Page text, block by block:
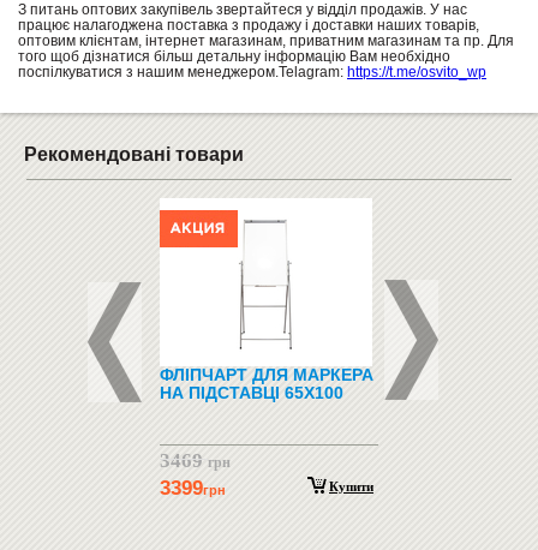
З питань оптових закупівель звертайтеся у відділ продажів. У нас
працює налагоджена поставка з продажу і доставки наших товарів,
оптовим клієнтам, інтернет магазинам, приватним магазинам та пр. Для
того щоб дізнатися більш детальну інформацію Вам необхідно
поспілкуватися з нашим менеджером.Telagram: https://t.me/osvito_wp
Рекомендовані товари
ІЗ
КУТАМИ
ФЛІПЧАРТ ДЛЯ МАРКЕРА
НА ПІДСТАВЦІ 65X100
3469 грн
3399грн Купити
СТІЛЕЦЬ ДЛЯ
"ДЕРЕВ'ЯНИЙ"